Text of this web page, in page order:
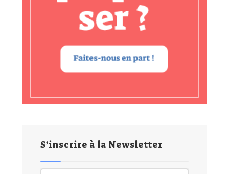
S’inscrire à la Newsletter